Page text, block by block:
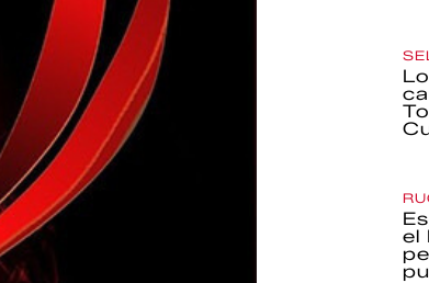
el